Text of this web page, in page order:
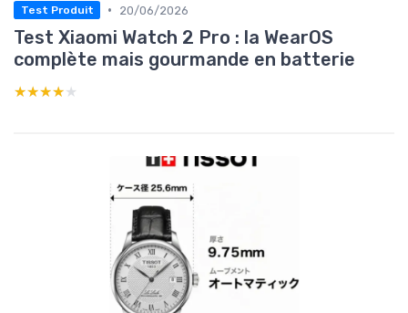
Test Produit • 20/06/2026
Test Xiaomi Watch 2 Pro : la WearOS
complète mais gourmande en batterie
★★★★★
★★★★★